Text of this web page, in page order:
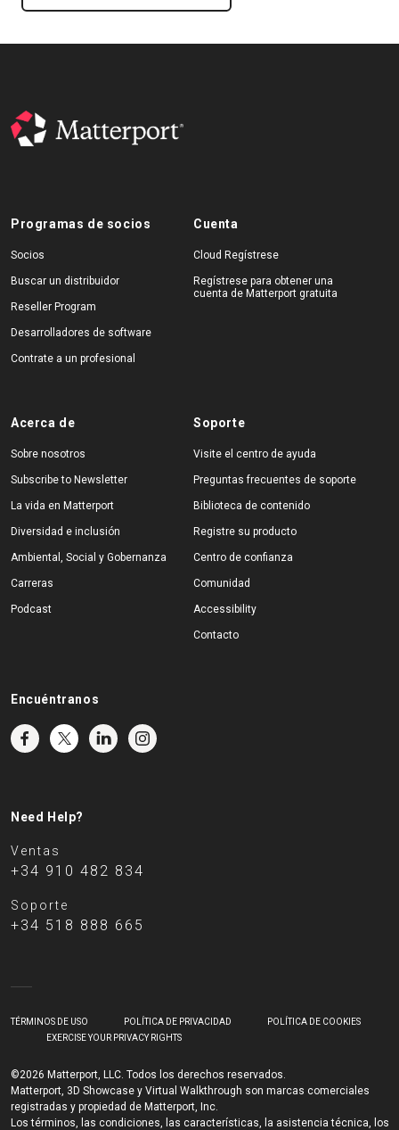
Programas de socios
Socios
Buscar un distribuidor
Reseller Program
Desarrolladores de software
Contrate a un profesional
Cuenta
Cloud Regístrese
Regístrese para obtener una
cuenta de Matterport gratuita
Acerca de
Sobre nosotros
Subscribe to Newsletter
La vida en Matterport
Diversidad e inclusión
Ambiental, Social y Gobernanza
Carreras
Podcast
Soporte
Visite el centro de ayuda
Preguntas frecuentes de soporte
Biblioteca de contenido
Registre su producto
Centro de confianza
Comunidad
Accessibility
Contacto
Encuéntranos
Need Help?
Ventas
+34 910 482 834
Soporte
+34 518 888 665
©2026 Matterport, LLC. Todos los derechos reservados.
Matterport, 3D Showcase y Virtual Walkthrough son marcas comerciales
registradas y propiedad de Matterport, Inc.
Los términos, las condiciones, las características, la asistencia técnica, los
TÉRMINOS DE USO POLÍTICA DE PRIVACIDAD
POLÍTICA DE COOKIES
EXERCISE YOUR PRIVACY RIGHTS